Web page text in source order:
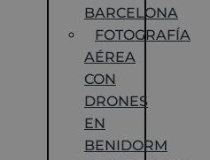
BARCELONA
FOTOGRAFÍA
AÉREA
CON
DRONES
EN
BENIDORM